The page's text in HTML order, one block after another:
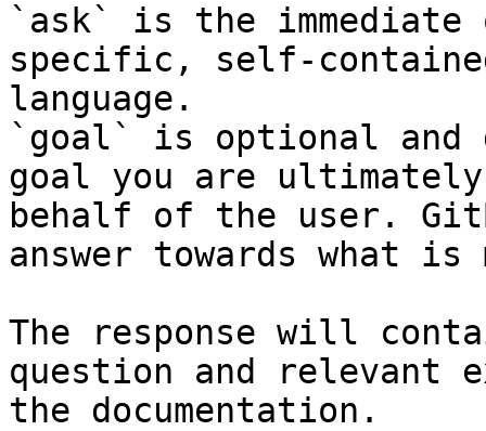
`ask` is the
specific, self-
language.
`goal` is optional and
goal you are
behalf of the user.
answer towards what
The response will
question and relevant
the documentation.